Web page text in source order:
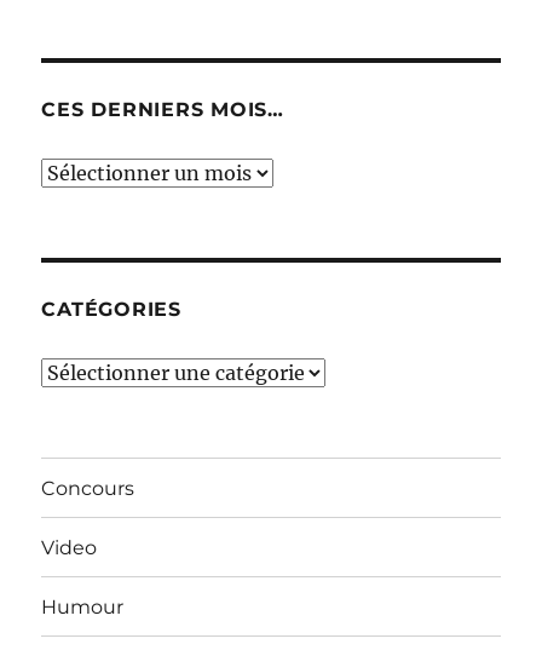
CES DERNIERS MOIS…
Ces
CATÉGORIES
Catégories
Concours
Video
Humour